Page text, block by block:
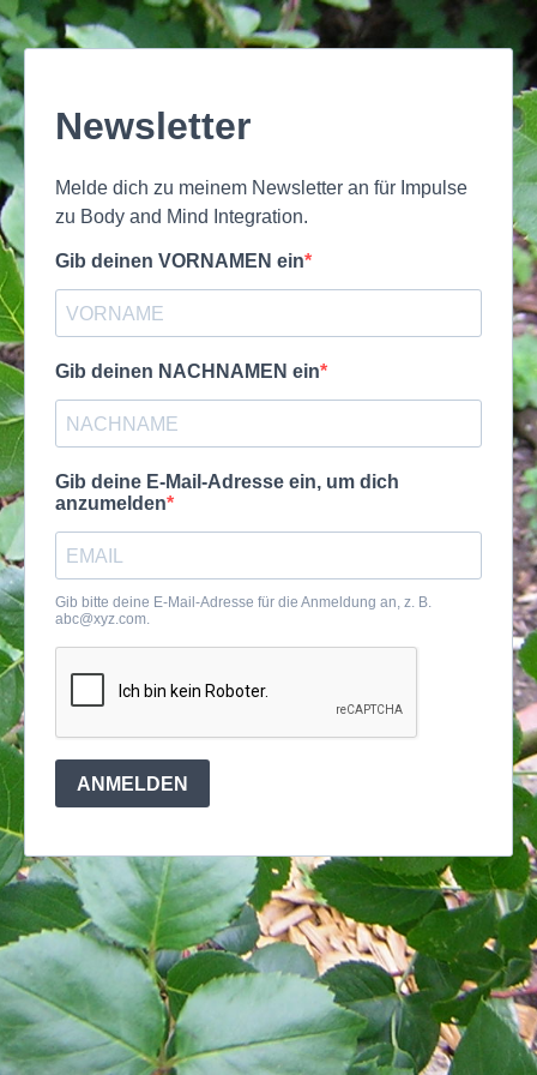
Newsletter
Melde dich zu meinem Newsletter an für Impulse
zu Body and Mind Integration.
Gib deinen VORNAMEN ein
Gib deinen NACHNAMEN ein
Gib deine E-Mail-Adresse ein, um dich
anzumelden
Gib bitte deine E-Mail-Adresse für die Anmeldung an, z. B.
abc@xyz.com.
ANMELDEN